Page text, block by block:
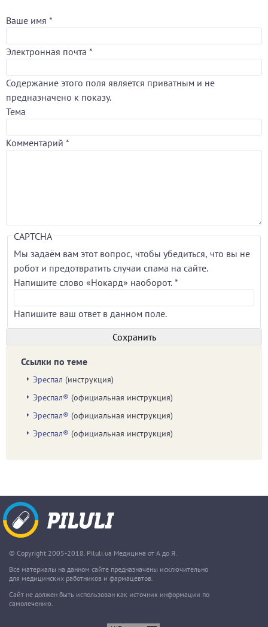
Ваше имя *
Электронная почта *
Содержание этого поля является приватным и не
предназначено к показу.
Тема
Комментарий *
CAPTCHA
Мы задаём вам этот вопрос, чтобы убедиться, что вы не
робот и предотвратить случаи спама на сайте.
Напишите слово «Нокард» наоборот. *
Напишите ваш ответ в данном поле.
Ссылки по теме
Эреспал (инструкция)
Эреспал® (официальная инструкция)
Эреспал® (официальная инструкция)
Эреспал® (официальная инструкция)
© Copyright 2005-2018. Piluli.ua Медицина от А до Я.
Все материалы на данном сайте предназначены исключительно
для медицинских работников и фармацевтов.
Сайт не должен быть использован как источник информации по
самолечению.